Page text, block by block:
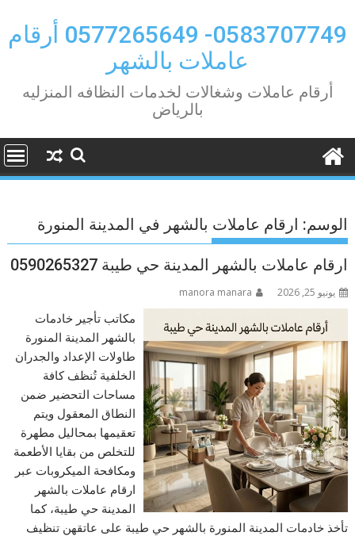
to
content
0583707749- 0577265649 أرقام
عاملات بالشهر
أرقام عاملات وشغالات لخدمات النظافه المنزليه
بالرياض
الوسم: ارقام عاملات بالشهر في المدينة المنورة
ارقام عاملات بالشهر المدينة حي طيبة 0590265327
يونيو 25, 2026 manora manara
مكاتب تأجير خادمات
بالشهر المدينة المنورة
طاولات الإعداد والجدران
الخلفية تُنظف كافة
مساحات التحضير ضمن
النطاق المعقول ويتم
تعقيمها بمحاليل مطهرة
للتخلص من بقايا الأطعمة
ومكافحة الميكروبات عبر
ارقام عاملات بالشهر
المدينة حي طيبة، كما
تأخذ خادمات المدينة المنورة بالشهر حي طيبة على عاتقهن تنظيف